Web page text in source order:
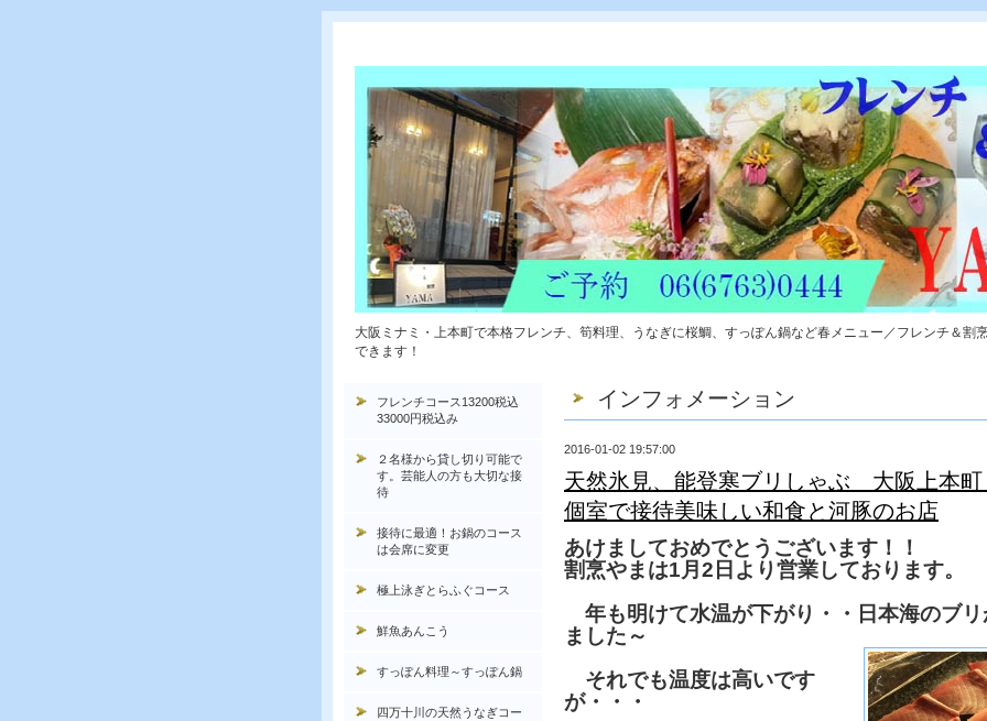
大阪ミナミ・上本町で本格フレンチ、筍料理、うなぎに桜鯛、すっぽん鍋など春メニュー／フレンチ＆割
できます！
インフォメーション
2016-01-02 19:57:00
天然氷見、能登寒ブリしゃぶ 大阪上本町
個室で接待美味しい和食と河豚のお店
あけましておめでとうございます！！
割烹やまは1月2日より営業しております。
年も明けて水温が下がり・・日本海のブリ
ました～
それでも温度は高いです
が・・・
フレンチコース13200税込
33000円税込み
２名様から貸し切り可能で
す。芸能人の方も大切な接
待
接待に最適！お鍋のコース
は会席に変更
極上泳ぎとらふぐコース
鮮魚あんこう
すっぽん料理～すっぽん鍋
四万十川の天然うなぎコー